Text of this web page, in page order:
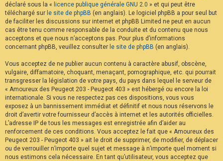
déclaré sous la « licence publique générale GNU 2.0 » et qui peut être
téléchargé sur le site de phpBB (en anglais). Le logiciel phpBB a pour seul but
de faciliter les discussions sur internet et phpBB Limited ne peut en aucun
cas être tenu comme responsable de la conduite et du contenu que nous
acceptons et que nous n’acceptons pas. Pour plus d’informations
concernant phpBB, veuillez consulter le site de phpBB (en anglais).
Vous acceptez de ne publier aucun contenu à caractère abusif, obscène,
vulgaire, diffamatoire, choquant, menaçant, pornographique, etc. qui pourrait
transgresser la législation de votre pays, du pays dans lequel le serveur de
« Amoureux des Peugeot 203 - Peugeot 403 » est hébergé ou encore la loi
internationale. Si vous ne respectez pas ces dispositions, vous vous
exposez à un bannissement immédiat et définitif et nous nous réservons le
droit d’avertir votre fournisseur d’accès à internet et les autorités officielles.
L’adresse IP de tous les messages est enregistrée afin d’aider au
renforcement de ces conditions. Vous acceptez le fait que « Amoureux des
Peugeot 203 - Peugeot 403 » ait le droit de supprimer, de modifier, de déplacer
ou de verrouiller n’importe quel sujet et message à n’importe quel moment si
nous estimons cela nécessaire. En tant qu’utilisateur, vous acceptez que